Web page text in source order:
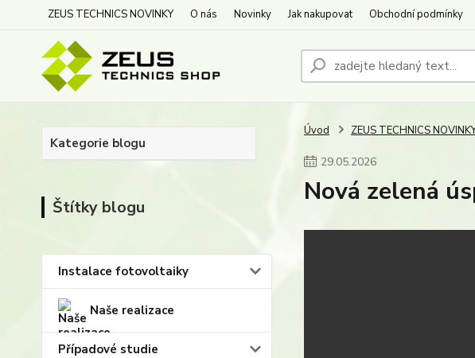
ZEUS TECHNICS NOVINKY O nás Novinky Jak nakupovat Obchodní podmínky
Kategorie blogu
Štítky blogu
Instalace fotovoltaiky
Naše realizace
Případové studie
Úvod ZEUS TECHNICS
29.05.2026
Nová zelená